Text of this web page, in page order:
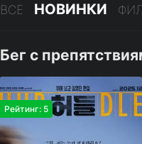
ВСЕ НОВИНКИ
Бег с
Рейтинг: 5